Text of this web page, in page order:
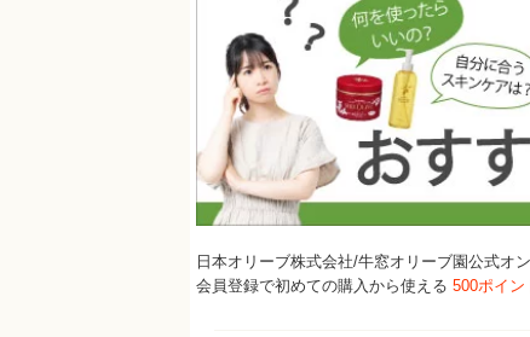
日本オリーブ株式会社/牛窓オリーブ園公式オ
会員登録で初めての購入から使える 500ポイン